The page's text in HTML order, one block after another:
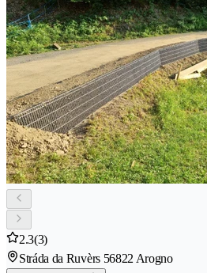
2.3(3)
Stráda da Ruvèrs 56822 Arogno